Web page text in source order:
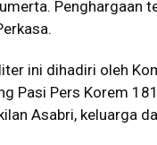
Penghargaan
ini dihadiri oleh
Pasi Pers Korem
Asabri, keluarga